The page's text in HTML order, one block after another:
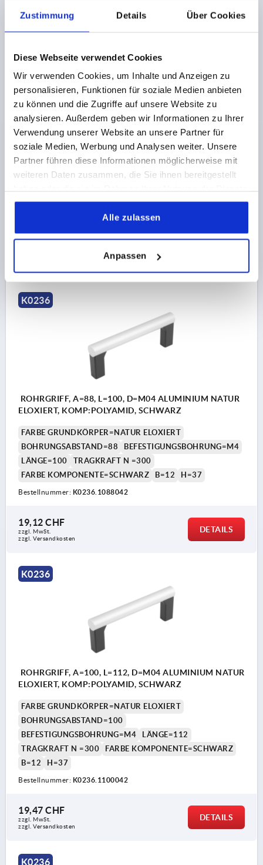
Zustimmung Details Über Cookies
Diese Webseite verwendet Cookies
Wir verwenden Cookies, um Inhalte und Anzeigen zu
personalisieren, Funktionen für soziale Medien anbieten
zu können und die Zugriffe auf unsere Website zu
analysieren. Außerdem geben wir Informationen zu Ihrer
Verwendung unserer Website an unsere Partner für
soziale Medien, Werbung und Analysen weiter. Unsere
Partner führen diese Informationen möglicherweise mit
weiteren Daten zusammen, die Sie ihnen bereitgestellt
gesammelt haben.
Alle zulassen
Anpassen
ROHRGRIFF, A=55, L=67, D=M04 ALUMINIUM NATUR
ELOXIERT, KOMP:POLYAMID, SCHWARZ
FARBE GRUNDKÖRPER=NATUR ELOXIERT
BOHRUNGSABSTAND=55
BEFESTIGUNGSBOHRUNG=M4
FARBE KOMPONENTE=SCHWARZ
B=12 H=37
K0236.1055042
K0236
ROHRGRIFF, A=88, L=100, D=M04 ALUMINIUM NATUR
ELOXIERT, KOMP:POLYAMID, SCHWARZ
FARBE GRUNDKÖRPER=NATUR ELOXIERT
BOHRUNGSABSTAND=88
BEFESTIGUNGSBOHRUNG=M4
LÄNGE=100
TRAGKRAFT N =300
FARBE KOMPONENTE=SCHWARZ
B=12 H=37
Bestellnummer: K0236.1088042
19,12 CHF
zzgl. MwSt.
zzgl. Versandkosten
DETAILS
K0236
ROHRGRIFF, A=100, L=112, D=M04 ALUMINIUM NATUR
ELOXIERT, KOMP:POLYAMID, SCHWARZ
FARBE GRUNDKÖRPER=NATUR ELOXIERT
BOHRUNGSABSTAND=100
BEFESTIGUNGSBOHRUNG=M4
LÄNGE=112
TRAGKRAFT N =300
FARBE KOMPONENTE=SCHWARZ
B=12
H=37
Bestellnummer: K0236.1100042
19,47 CHF
zzgl. MwSt.
zzgl. Versandkosten
DETAILS
K0236